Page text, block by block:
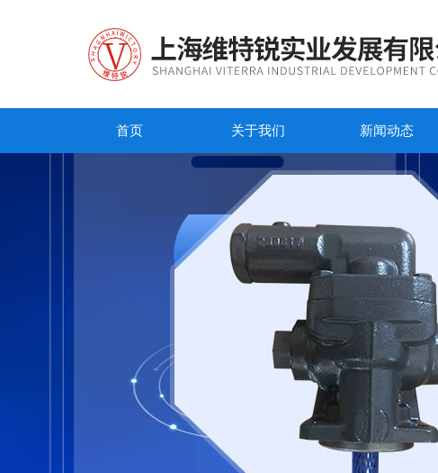
首页 关于我们 新闻动态